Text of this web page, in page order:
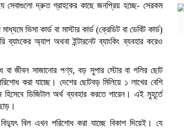
সেবাগুলো দ্রুত গ্রাহকের কাছে জনপ্রিয় হচ্ছে- সেরকম
ভিসা কার্ড বা মাস্টার কার্ড (ক্রেডিট বা ডেবিট কার্ড)
অ্যাপ অথবা ইন্টারনেট ব্যাংকিং ব্যবহার করেও
বা জীবন সাজানোর পণ্য, বড় সুপার স্টোর বা গলির ছোট
করা যাচ্ছে। দেশের ছোটবড় মিলিয়ে ১ লাখের বেশি
হিসেবে ডিজিটাল অর্থ ব্যবহার করতে পারেন। এই মুহূর্তে
বিল এখন পরিশোধ করা যাচ্ছে বিকাশ দিয়েই। যে